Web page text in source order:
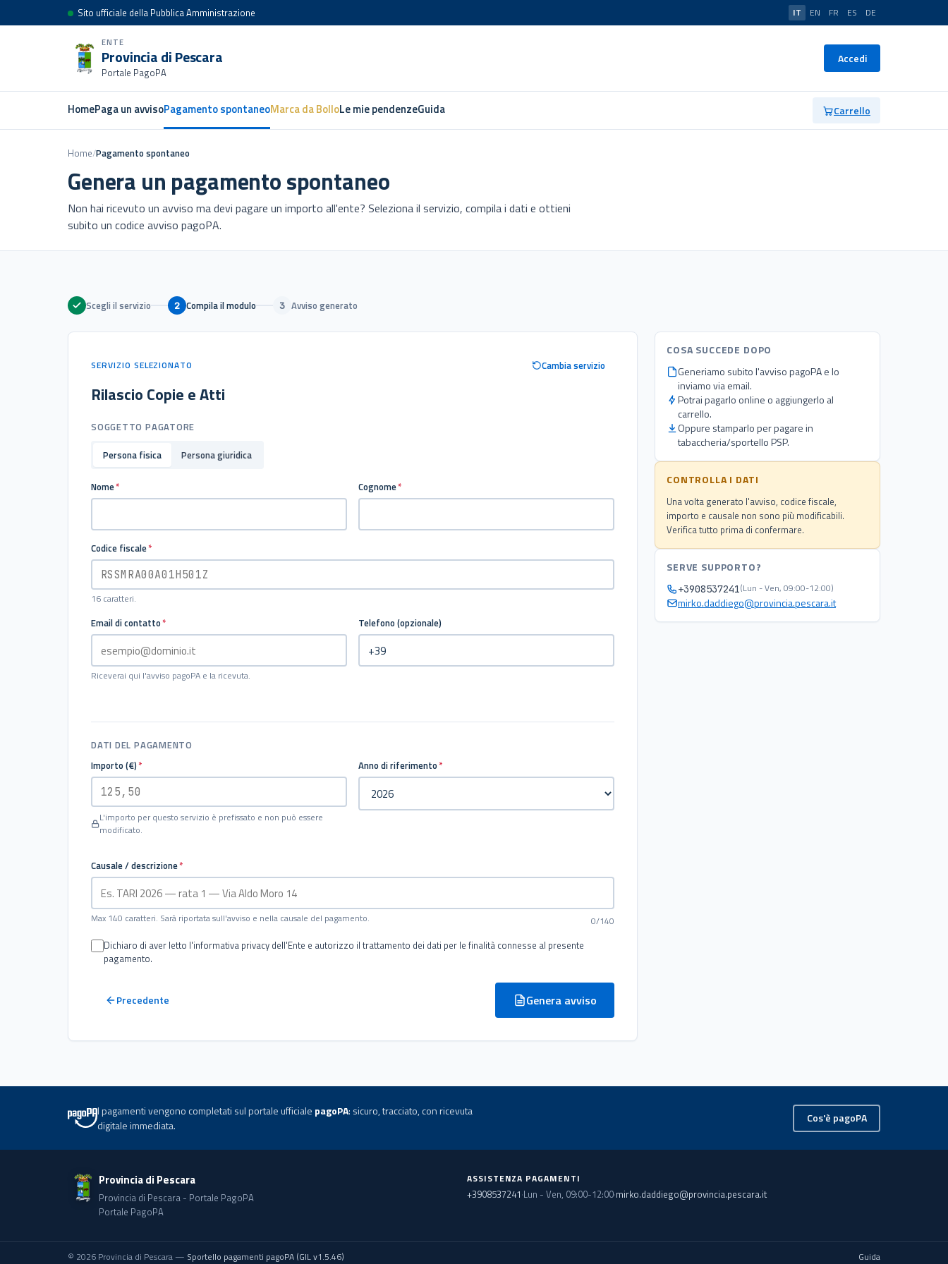
Sito ufficiale della Pubblica Amministrazione IT EN FR ES DE
ENTE
Provincia di Pescara
Portale PagoPA
Accedi
HomePaga un avvisoPagamento spontaneoMarca da BolloLe mie pendenzeGuida Carrello
Home/Pagamento spontaneo
Genera un pagamento spontaneo
Non hai ricevuto un avviso ma devi pagare un importo all'ente? Seleziona il servizio, compila i dati e ottieni
subito un codice avviso pagoPA.
Scegli il servizio 2 Compila il modulo 3 Avviso generato
SERVIZIO SELEZIONATO Cambia servizio
Rilascio Copie e Atti
SOGGETTO PAGATORE
Persona fisica
Persona giuridica
Nome* Cognome*
Codice fiscale*
16 caratteri.
Email di contatto*
Riceverai qui l'avviso pagoPA e la ricevuta.
Telefono (opzionale)
DATI DEL PAGAMENTO
Importo (€)*
L'importo per questo servizio è prefissato e non può essere
modificato.
Anno di riferimento*
Causale / descrizione*
Max 140 caratteri. Sarà riportata sull'avviso e nella causale del pagamento. 0/140
Dichiaro di aver letto l'informativa privacy dell'Ente e autorizzo il trattamento dei dati per le finalità connesse al presente
pagamento.
Precedente Genera avviso
COSA SUCCEDE DOPO
Generiamo subito l'avviso pagoPA e lo
inviamo via email.
Potrai pagarlo online o aggiungerlo al
carrello.
Oppure stamparlo per pagare in
tabaccheria/sportello PSP.
CONTROLLA I DATI
Una volta generato l'avviso, codice fiscale,
importo e causale non sono più modificabili.
Verifica tutto prima di confermare.
SERVE SUPPORTO?
+3908537241(Lun - Ven, 09:00-12:00)
mirko.daddiego@provincia.pescara.it
I pagamenti vengono completati sul portale ufficiale pagoPA: sicuro, tracciato, con ricevuta
digitale immediata.
Cos'è pagoPA
Provincia di Pescara
Provincia di Pescara - Portale PagoPA
Portale PagoPA
ASSISTENZA PAGAMENTI
+3908537241·Lun - Ven, 09:00-12:00·mirko.daddiego@provincia.pescara.it
© 2026 Provincia di Pescara — Sportello pagamenti pagoPA (GIL v1.5.46) Guida